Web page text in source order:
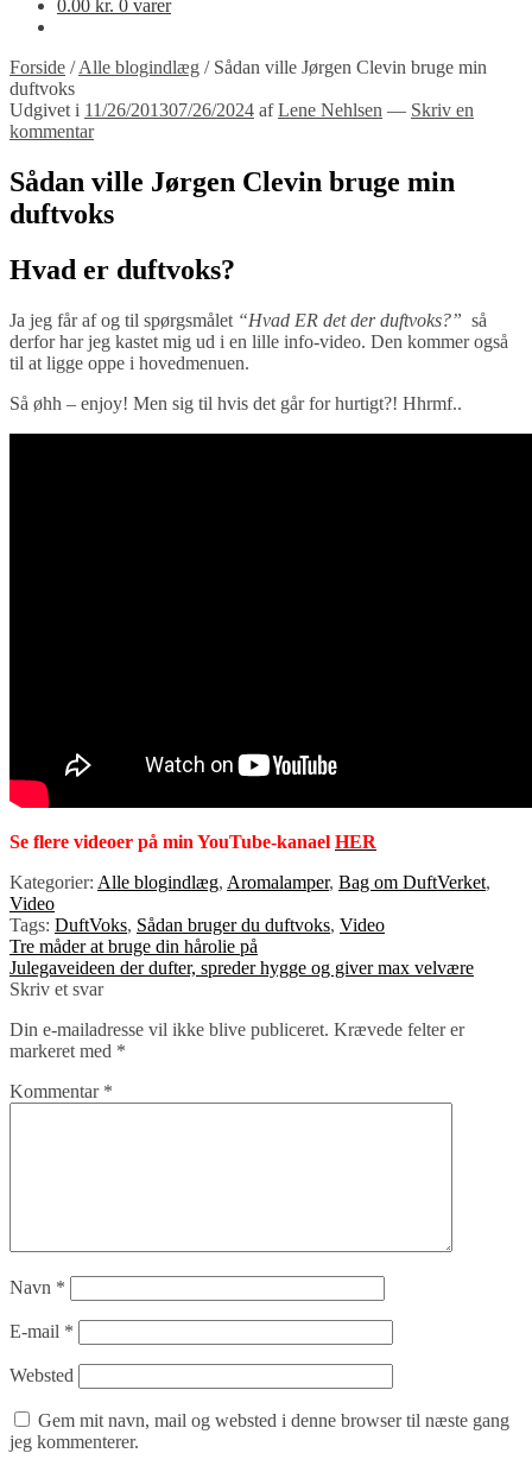
0.00 kr. 0 varer
Forside /Alle blogindlæg / Sådan ville Jørgen Clevin bruge min
duftvoks
Udgivet i 11/26/201307/26/2024 afLene Nehlsen — Skriv en
kommentar
Sådan ville Jørgen Clevin bruge min
duftvoks
Hvad er duftvoks?
Ja jeg får af og til spørgsmålet “Hvad ER det der duftvoks?” så
derfor har jeg kastet mig ud i en lille info-video. Den kommer også
til at ligge oppe i hovedmenuen.
Så øhh – enjoy! Men sig til hvis det går for hurtigt?! Hhrmf..
Se flere videoer på min YouTube-kanael HER
Kategorier: Alle blogindlæg, Aromalamper, Bag om DuftVerket,
Video
Tags: DuftVoks, Sådan bruger du duftvoks, Video
Indlægsnavigation
Forrige
indlæg:
Tre måder at bruge din hårolie på
Næste
indlæg:
Julegaveideen der dufter, spreder hygge og giver max velvære
Skriv et svar
Din e-mailadresse vil ikke blive publiceret. Krævede felter er
markeret med *
Kommentar *
Navn *
E-mail *
Websted
Gem mit navn, mail og websted i denne browser til næste gang
jeg kommenterer.